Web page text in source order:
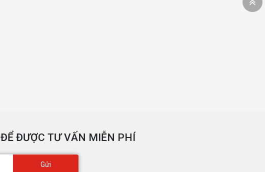
ĐƯỢC TƯ VẤN MIỄN PHÍ
Gửi